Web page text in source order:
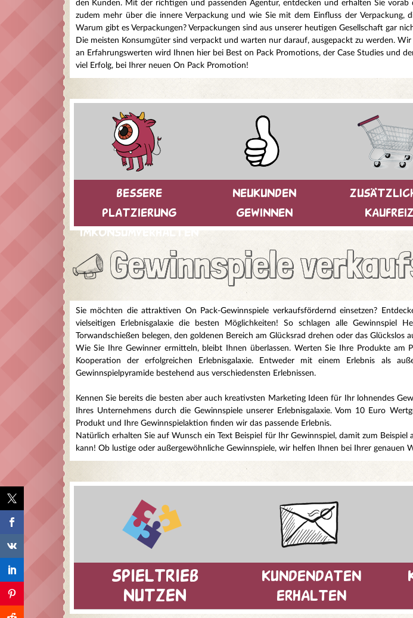
den Kunden. Mit der richtigen und passenden Agentur, entdecken und erhalten Sie
zudem mehr über die innere Verpackung und wie Sie mit dem Einfluss der Verpackung,
Warum gibt es Verpackungen? Verpackungen sind aus unserer heutigen Gesellschaft gar
Die meisten Konsumgüter sind verpackt und warten nur darauf, ausgepackt zu werden.
an Erfahrungswerten wird Ihnen hier bei Best on Pack Promotions, der Case Studies und
viel Erfolg, bei Ihrer neuen On Pack Promotion!
bessere
platzierung
imkonsumverhalten
neukunden
gewinnen
kaufreiz
Gewinnspiele
Sie möchten die attraktiven On Pack-Gewinnspiele verkaufsfördernd einsetzen?
vielseitigen Erlebnisgalaxie die besten Möglichkeiten! So schlagen alle
Torwandschießen belegen, den goldenen Bereich am Glücksrad drehen oder das Glückslos
Wie Sie Ihre Gewinner ermitteln, bleibt Ihnen überlassen. Werten Sie Ihre Produkte am
Kooperation der erfolgreichen Erlebnisgalaxie. Entweder mit einem Erlebnis als
Gewinnspielpyramide bestehend aus verschiedensten Erlebnissen.
Kennen Sie bereits die besten aber auch kreativsten Marketing Ideen für Ihr lohnendes
Ihres Unternehmens durch die Gewinnspiele unserer Erlebnisgalaxie. Vom 10 Euro
Produkt und Ihre Gewinnspielaktion finden wir das passende Erlebnis.
Natürlich erhalten Sie auf Wunsch ein Text Beispiel für Ihr Gewinnspiel, damit zum
kann! Ob lustige oder außergewöhnliche Gewinnspiele, wir helfen Ihnen bei Ihrer genauen
spieltrieb
nutzen
kundendaten
erhalten